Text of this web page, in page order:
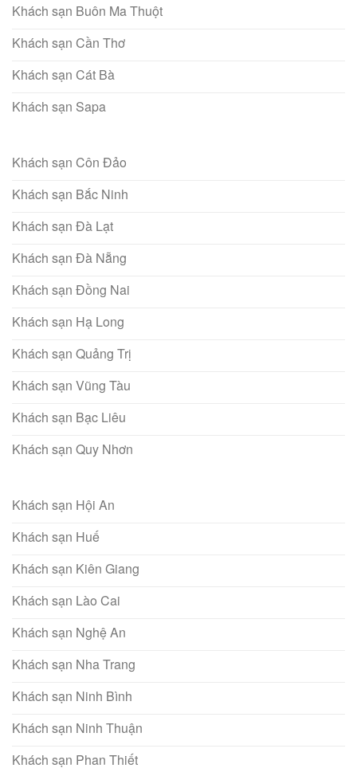
Khách sạn Buôn Ma Thuột
Khách sạn Cần Thơ
Khách sạn Cát Bà
Khách sạn Sapa
Khách sạn Côn Đảo
Khách sạn Bắc Ninh
Khách sạn Đà Lạt
Khách sạn Đà Nẵng
Khách sạn Đồng Nai
Khách sạn Hạ Long
Khách sạn Quảng Trị
Khách sạn Vũng Tàu
Khách sạn Bạc Liêu
Khách sạn Quy Nhơn
Khách sạn Hội An
Khách sạn Huế
Khách sạn Kiên Giang
Khách sạn Lào Cai
Khách sạn Nghệ An
Khách sạn Nha Trang
Khách sạn Ninh Bình
Khách sạn Ninh Thuận
Khách sạn Phan Thiết